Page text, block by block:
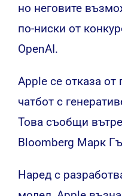
но неговите
по-ниски от
OpenAI.
Apple се отказа от
чатбот с
Това съобщи
Bloomberg Марк
Наред с